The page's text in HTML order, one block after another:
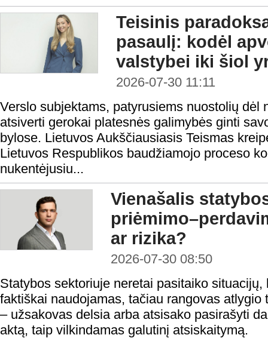
Teisinis
pasaulį: kodėl
valstybei iki šiol
2026-07-30 11:11
Verslo subjektams, patyrusiems nuostolių dėl
atsiverti gerokai platesnės galimybės ginti
bylose. Lietuvos Aukščiausiasis Teismas
Lietuvos Respublikos baudžiamojo proceso
nukentėjusiu...
Vienašalis
ar rizika?
2026-07-30 08:50
Statybos sektoriuje neretai pasitaiko
faktiškai naudojamas, tačiau rangovas
– užsakovas delsia arba atsisako pasirašyti
aktą, taip vilkindamas galutinį atsiskaitymą.